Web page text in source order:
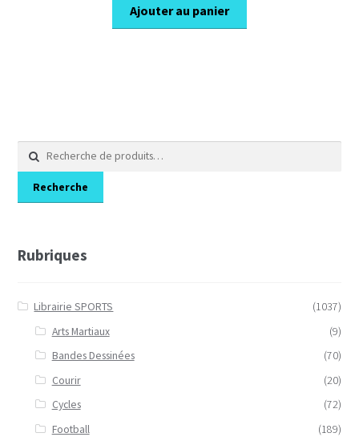
initial
était :
actuel
est :
Ajouter au panier
Recherche
pour :
Recherche
Rubriques
Librairie SPORTS
(1037)
Arts Martiaux
(9)
Bandes Dessinées
(70)
Courir
(20)
Cycles
(72)
Football
(189)